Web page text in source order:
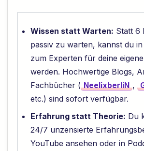
Wissen statt Warten: Statt 6
passiv zu warten, kannst du
zum Experten für deine
werden. Hochwertige Blogs,
Fachbücher ( NeelixberliN ,
etc.) sind sofort verfügbar.
Erfahrung statt Theorie: Du
24/7 unzensierte
YouTube ansehen oder in